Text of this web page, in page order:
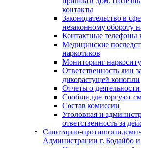
контакты
Законодательство в
незаконному обороту
Контактные телефоны
Медицинские
наркотиков
Мониторинг
Ответственность лиц
дикорастущей конопли
Отчеты о
Сообщи,где торгуют
Состав комиссии
Уголовная и
ответственность за
Санитарно-
Администрации г. Бодайбо